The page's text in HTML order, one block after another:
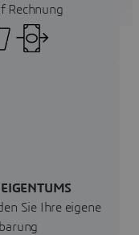
Rechnung
Sie Ihre eigene